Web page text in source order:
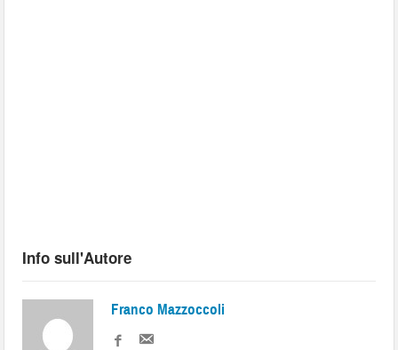
Info sull'Autore
Franco Mazzoccoli